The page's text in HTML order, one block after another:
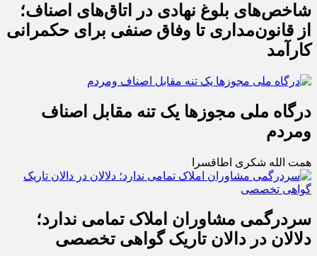
شاخص‌های بلوغ نهادی در اتاق‌های اصناف؛
از قانون‌مداری تا وفاق صنفی برای حکمرانی
کارآمد
درگاه ملی مجوزها یک تنه مقابل اصناف
ومردم
همت الله شکری اطاقسرا
سردرگمی مشاوران املاک تمامی ندارد؛
دلالان در دالان تاریک گواهی تخصصی